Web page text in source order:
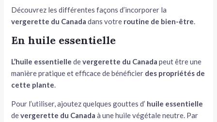
Découvrez les différentes façons d’incorporer la
vergerette du Canada dans votre routine de bien-être.
En huile essentielle
L’huile essentielle devergerette du Canada peut être une
manière pratique et efficace de bénéficier des propriétés de
cette plante.
Pour l’utiliser, ajoutez quelques gouttes d’ huile essentielle
devergerette du Canada à une huile végétale neutre. Par